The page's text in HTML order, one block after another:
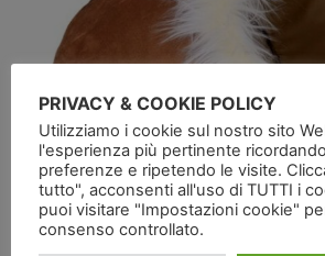
PRIVACY & COOKIE POLICY
Utilizziamo i cookie sul nostro sito
l'esperienza più pertinente
preferenze e ripetendo le visite.
tutto", acconsenti all'uso di TUTTI i
puoi visitare "Impostazioni cookie"
consenso controllato.